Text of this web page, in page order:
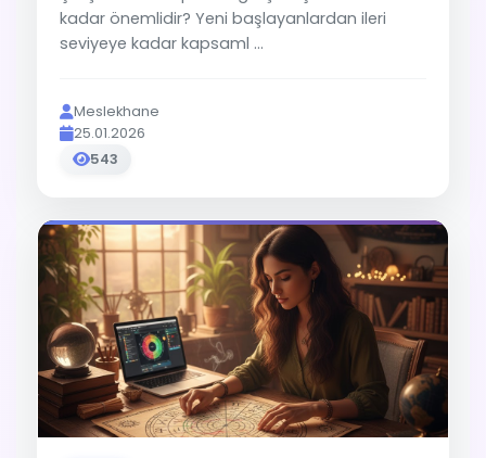
kadar önemlidir? Yeni başlayanlardan ileri
seviyeye kadar kapsaml ...
Meslekhane
25.01.2026
543